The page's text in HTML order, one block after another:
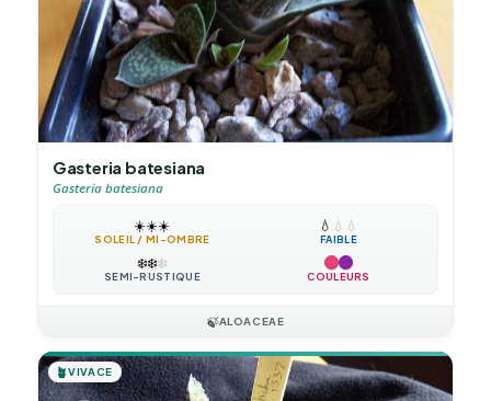
Gasteria batesiana
Gasteria batesiana
☀️☀️☀️
SOLEIL / MI-OMBRE
💧 💧 💧
FAIBLE
❄️❄️❄️
SEMI-RUSTIQUE COULEURS
🍃ALOACEAE
🪴VIVACE